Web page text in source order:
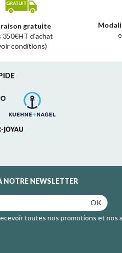
gratuite
350€HT d'achat
conditions)
NOTRE NEWSLETTER
OK
toutes nos promotions et nos